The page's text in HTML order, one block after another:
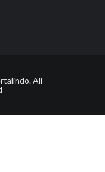
All